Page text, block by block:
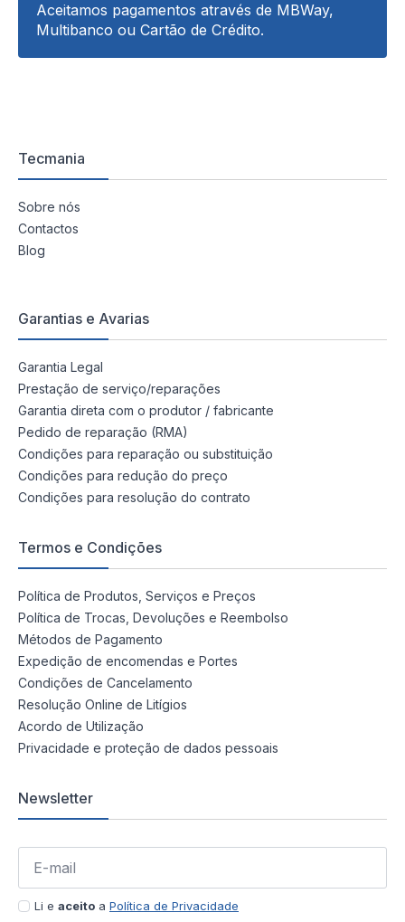
Aceitamos pagamentos através de MBWay,
Multibanco ou Cartão de Crédito.
Tecmania
Sobre nós
Contactos
Blog
Garantias e Avarias
Garantia Legal
Prestação de serviço/reparações
Garantia direta com o produtor / fabricante
Pedido de reparação (RMA)
Condições para reparação ou substituição
Condições para redução do preço
Condições para resolução do contrato
Termos e Condições
Política de Produtos, Serviços e Preços
Política de Trocas, Devoluções e Reembolso
Métodos de Pagamento
Expedição de encomendas e Portes
Condições de Cancelamento
Resolução Online de Litígios
Acordo de Utilização
Privacidade e proteção de dados pessoais
Newsletter
Li e aceito a Política de Privacidade